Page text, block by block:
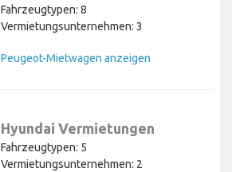
Fahrzeugtypen: 8
Vermietungsunternehmen: 3
Peugeot-Mietwagen anzeigen
Hyundai Vermietungen
Fahrzeugtypen: 5
Vermietungsunternehmen: 2